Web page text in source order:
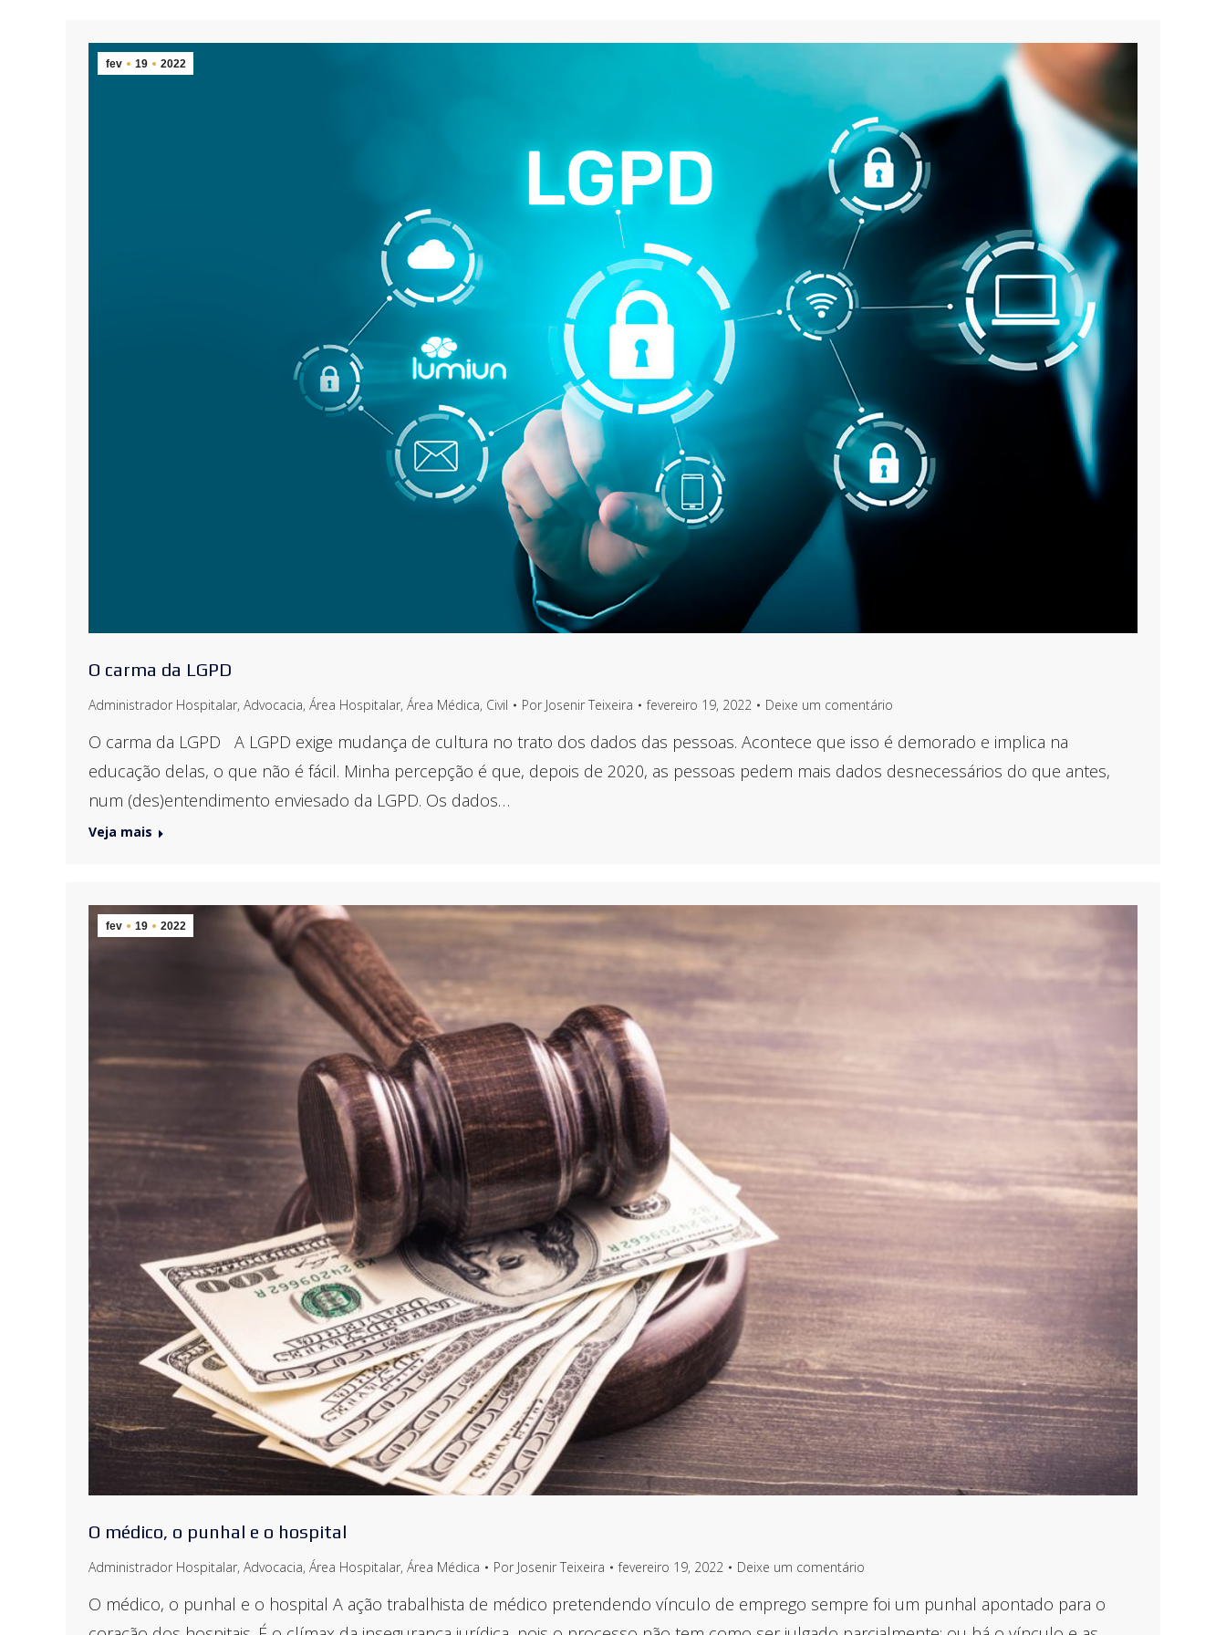
fev 19 2022
O carma da LGPD
Administrador Hospitalar, Advocacia, Área Hospitalar, Área Médica, Civil Por Josenir Teixeira fevereiro 19, 2022 Deixe um comentário
O carma da LGPD A LGPD exige mudança de cultura no trato dos dados das pessoas. Acontece que isso é demorado e implica na
educação delas, o que não é fácil. Minha percepção é que, depois de 2020, as pessoas pedem mais dados desnecessários do que antes,
num (des)entendimento enviesado da LGPD. Os dados…
Veja mais
fev 19 2022
O médico, o punhal e o hospital
Administrador Hospitalar, Advocacia, Área Hospitalar, Área Médica Por Josenir Teixeira fevereiro 19, 2022 Deixe um comentário
O médico, o punhal e o hospital A ação trabalhista de médico pretendendo vínculo de emprego sempre foi um punhal apontado para o